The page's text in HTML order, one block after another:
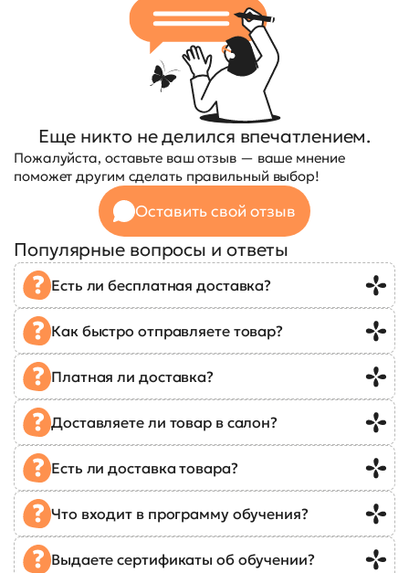
Еще никто не делился впечатлением.
Пожалуйста, оставьте ваш отзыв — ваше мнение
поможет другим сделать правильный выбор!
Оставить свой отзыв
Популярные вопросы и ответы
Есть ли бесплатная доставка?
Как быстро отправляете товар?
Платная ли доставка?
Доставляете ли товар в салон?
Есть ли доставка товара?
Что входит в программу обучения?
Выдаете сертификаты об обучении?